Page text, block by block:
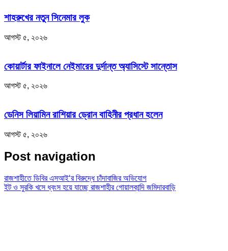
শাহরুখের নতুন সিনেমার লুক
আগস্ট ৫, ২০২৬
কোয়ার্টার ফাইনালে নেইমারের দুর্দান্ত অ্যাসিস্টে সান্তোস
আগস্ট ৫, ২০২৬
ডেনিস লিয়ামিন রাশিয়ার ড্রোন বাহিনীর প্রধান হলেন
আগস্ট ৫, ২০২৬
Post navigation
রাজশাহীতে ডিবির এসআই‘র বিরুদ্ধে চাঁদাবাজির অভিযোগ
ইট ও সুরকি খসে ধ্বংস হয়ে যাচ্ছে রাজশাহীর গোয়ালকান্দি জমিদারবাড়ি